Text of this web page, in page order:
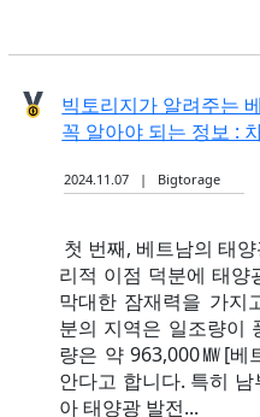
빅토리지가 알려주는
꼭 알아야 되는 정보 :
2024.11.07 | Bigtorage
첫 번째, 베트남의 태
리적 이점 덕분에 태양
막대한 잠재력을 가지
분의 지역은 일조량이
량은 약 963,000㎿[베
안다고 합니다. 특히
아 태양광 발전...